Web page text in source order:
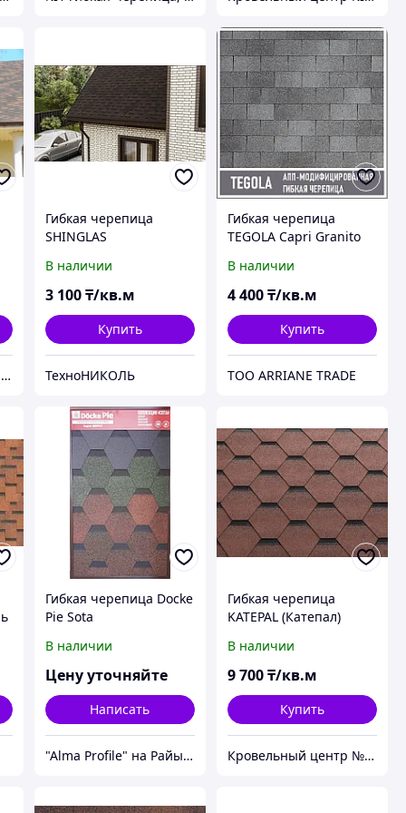
№1 гибкая черепица, композитная черепица из Европы, по лучшим ценам в Алматы
Гибкая черепица
SHINGLAS
Аккорд Коричневый
В наличии
3 100 ₸/кв.м
Купить
ТехноНИКОЛЬ
Гибкая черепица
TEGOLA Сapri Granito
модифицированная)
В наличии
4 400₸/кв.м
Купить
ТОО ARRIANE TRADE
Гибкая черепица Docke
Pie Sota
В наличии
Цену уточняйте
Написать
"Alma Profile" на Райымбека
Гибкая черепица
KATEPAL (Катепал)
Красный
В наличии
9 700₸/кв.м
Купить
Кровельный центр №1 - Премиальные материалы, гибкая черепица, композитная черепица в Алматы